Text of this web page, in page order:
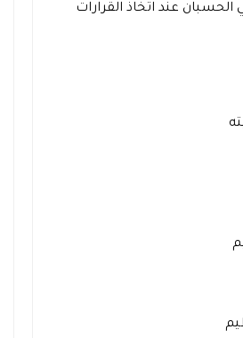
عند اتخاذ القرارات